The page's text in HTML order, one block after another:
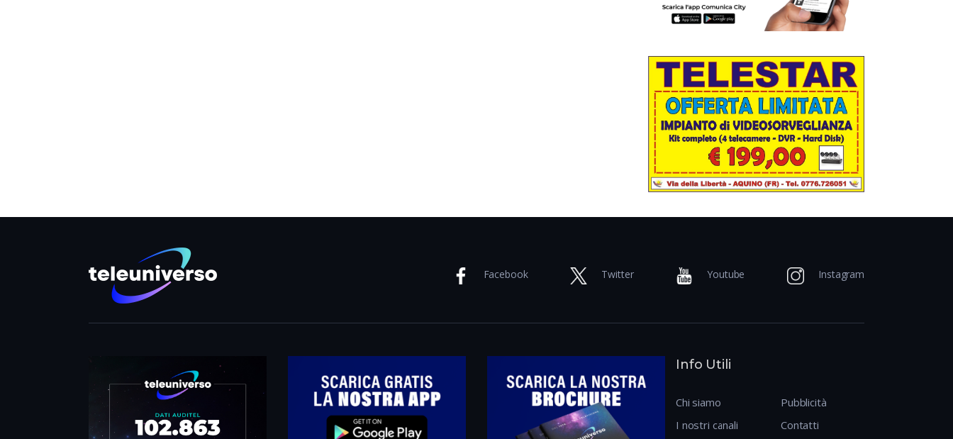
Facebook Twitter Youtube Instagram
Info Utili
Chi siamo
I nostri canali
Pubblicità
Contatti